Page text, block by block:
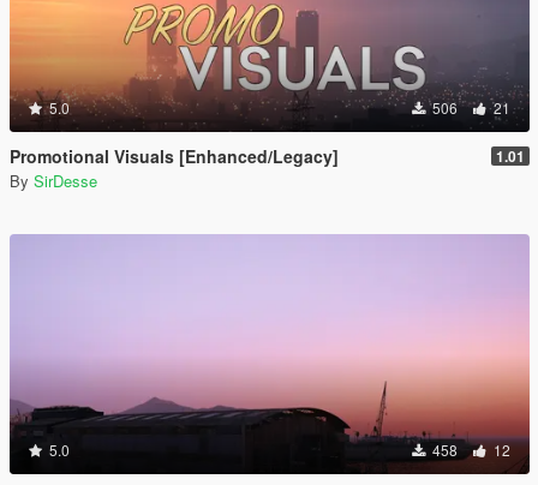
5.0 506 21
Promotional Visuals [Enhanced/Legacy] 1.01
By SirDesse
5.0 458 12